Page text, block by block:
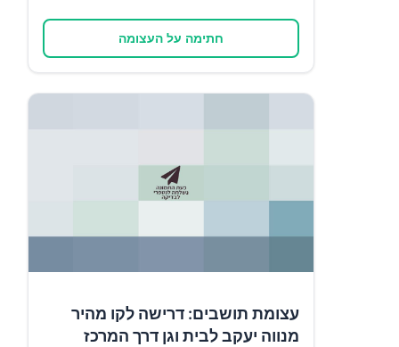
חתימה על העצומה
עצומת תושבים: דרישה לקו מהיר
מנווה יעקב לבית וגן דרך המרכז